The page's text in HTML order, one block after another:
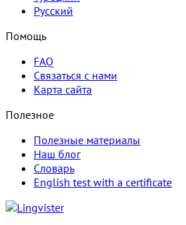
Русский
Помощь
FAQ
Связаться с нами
Карта сайта
Полезное
Полезные материалы
Наш блог
Словарь
English test with a certificate